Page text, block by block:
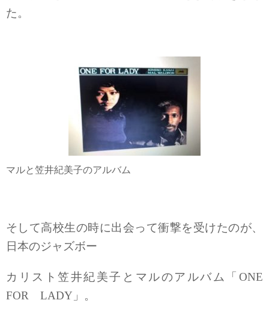
た。
マルと笠井紀美子のアルバム
そして高校生の時に出会って衝撃を受けたのが、
日本のジャズボー
カリスト笠井紀美子とマルのアルバム「ONE
FOR LADY」。